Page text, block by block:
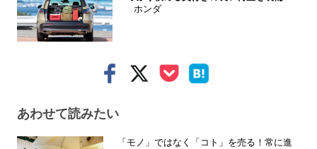
ホンダ
あわせて読みたい
「モノ」ではなく「コト」を売る！常に進